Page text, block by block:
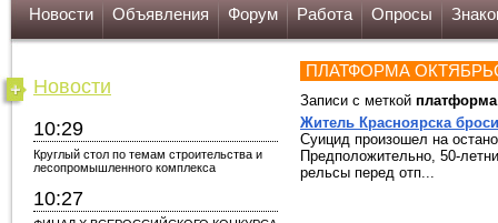
Новости Объявления Форум Работа Опросы
Новости
10:29
Круглый стол по темам строительства и
лесопромышленного комплекса
10:27
ПЛАТФОРМА
Записи с меткой
Житель Красноярска
Суицид произошел на
Предположительно, 50-
рельсы перед отп...